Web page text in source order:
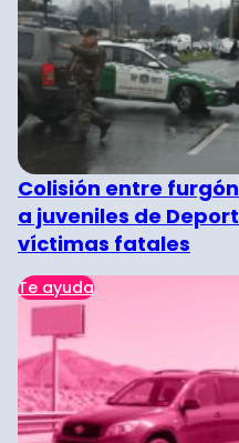
Colisión entre
a juveniles de
víctimas fatales
Te ayuda